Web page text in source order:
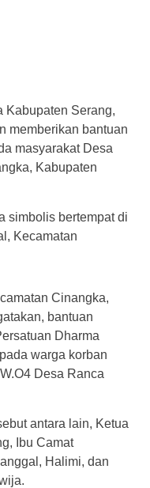
Kabupaten Serang,
memberikan bantuan
masyarakat Desa
Kabupaten
simbolis bertempat di
Kecamatan
Cinangka,
bantuan
Dharma
warga korban
Desa Ranca
antara lain, Ketua
Ibu Camat
Halimi, dan